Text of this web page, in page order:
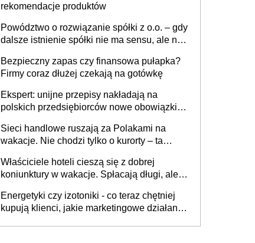
rekomendacje produktów
Powództwo o rozwiązanie spółki z o.o. – gdy
dalsze istnienie spółki nie ma sensu, ale nie
Bezpieczny zapas czy finansowa pułapka?
Firmy coraz dłużej czekają na gotówkę
Ekspert: unijne przepisy nakładają na
polskich przedsiębiorców nowe obowiązki w
Sieci handlowe ruszają za Polakami na
wakacje. Nie chodzi tylko o kurorty – ta
tam, gdzie wielu spędzi urlop po cichu
Właściciele hoteli cieszą się z dobrej
koniunktury w wakacje. Spłacają długi, ale
Energetyki czy izotoniki - co teraz chętniej
kupują klienci, jakie marketingowe działania